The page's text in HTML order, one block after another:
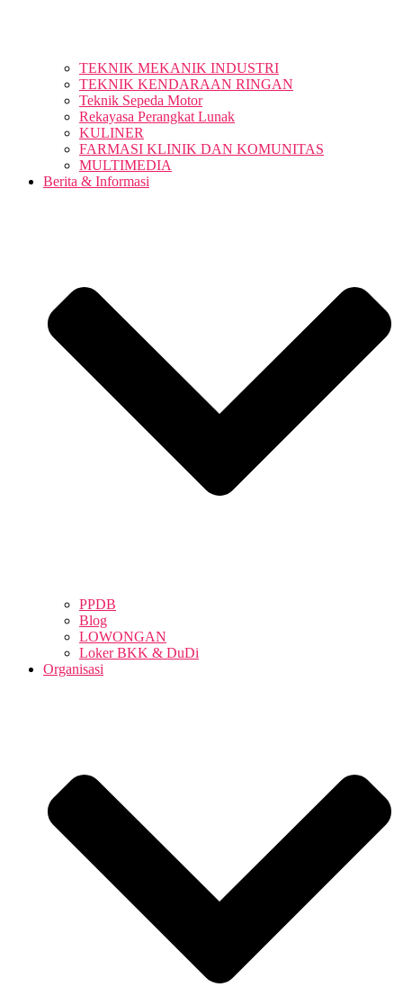
TEKNIK MEKANIK INDUSTRI
TEKNIK KENDARAAN RINGAN
Teknik Sepeda Motor
Rekayasa Perangkat Lunak
KULINER
FARMASI KLINIK DAN KOMUNITAS
MULTIMEDIA
Berita & Informasi
PPDB
Blog
LOWONGAN
Loker BKK & DuDi
Organisasi